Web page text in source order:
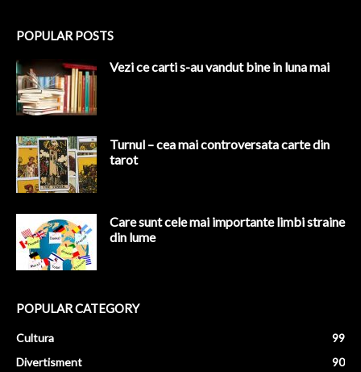
POPULAR POSTS
Vezi ce carti s-au vandut bine in luna mai
Turnul – cea mai controversata carte din
tarot
Care sunt cele mai importante limbi straine
din lume
POPULAR CATEGORY
Cultura
99
Divertisment
90